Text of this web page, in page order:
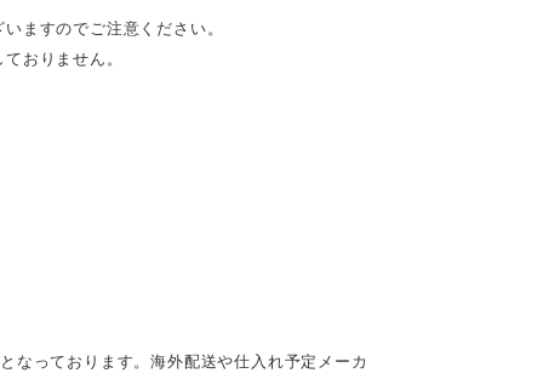
ますのでご注意ください。
おりません。
なっております。海外配送や仕入れ予定メーカ